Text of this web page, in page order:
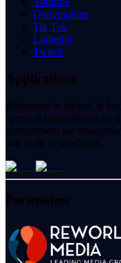
Dailymotion
Tik Tok
Linkedin
Twitch
Applications
Retrouvez le basket, le
sports et compétitions en
gratuitement sur
soir et de ce weekend.
Partenaires